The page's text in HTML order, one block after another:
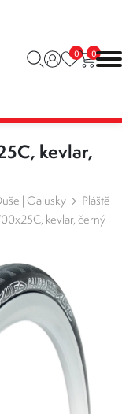
0 0
kevlar,
| Galusky
Pláště
kevlar, černý